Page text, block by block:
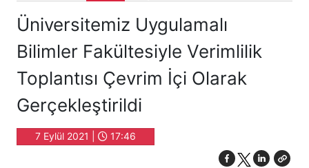
Üniversitemiz Uygulamalı
Bilimler Fakültesiyle Verimlilik
Toplantısı Çevrim İçi Olarak
Gerçekleştirildi
7 Eylül 2021 | 17:46